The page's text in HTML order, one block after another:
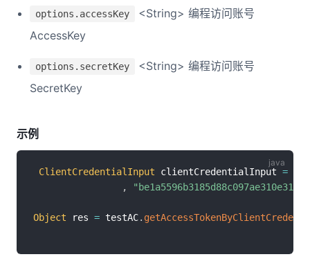
options.accessKey
<String> 编程访问账号
AccessKey
options.secretKey
<String> 编程访问账号
SecretKey
示例
ClientCredentialInput clientCredentialInput =
,
Object res = testAC.